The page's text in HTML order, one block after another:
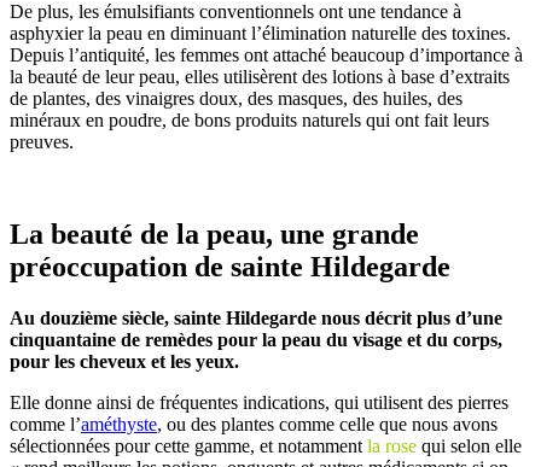
De plus, les émulsifiants conventionnels ont une tendance à
asphyxier la peau en diminuant l’élimination naturelle des toxines.
Depuis l’antiquité, les femmes ont attaché beaucoup d’importance à
la beauté de leur peau, elles utilisèrent des lotions à base d’extraits
de plantes, des vinaigres doux, des masques, des huiles, des
minéraux en poudre, de bons produits naturels qui ont fait leurs
preuves.
La beauté de la peau, une grande
préoccupation de sainte Hildegarde
Au douzième siècle, sainte Hildegarde nous décrit plus d’une
cinquantaine de remèdes pour la peau du visage et du corps,
pour les cheveux et les yeux.
Elle donne ainsi de fréquentes indications, qui utilisent des pierres
comme l’améthyste, ou des plantes comme celle que nous avons
sélectionnées pour cette gamme, et notamment la rose qui selon elle